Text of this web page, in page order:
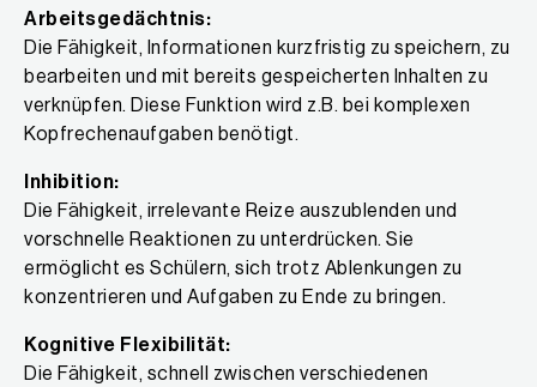
Arbeitsgedächtnis:
Die Fähigkeit, Informationen kurzfristig zu speichern, zu
bearbeiten und mit bereits gespeicherten Inhalten zu
verknüpfen. Diese Funktion wird z.B. bei komplexen
Kopfrechenaufgaben benötigt.
Inhibition:
Die Fähigkeit, irrelevante Reize auszublenden und
vorschnelle Reaktionen zu unterdrücken. Sie
ermöglicht es Schülern, sich trotz Ablenkungen zu
konzentrieren und Aufgaben zu Ende zu bringen.
Kognitive Flexibilität:
Die Fähigkeit, schnell zwischen verschiedenen